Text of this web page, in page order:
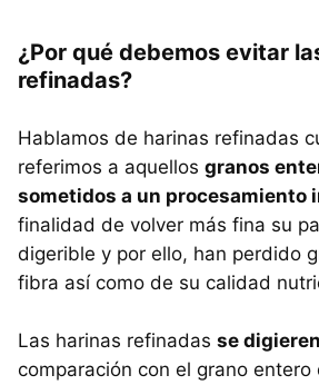
¿Por qué debemos evitar
refinadas?
Hablamos de harinas refinadas
referimos a aquellos granos
sometidos a un procesamiento
finalidad de volver más fina su
digerible y por ello, han perdido
fibra así como de su calidad
Las harinas refinadas se
comparación con el grano entero